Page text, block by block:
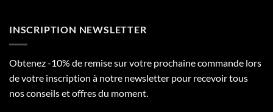
INSCRIPTION NEWSLETTER
Obtenez -10% de remise sur votre prochaine commande lors
de votre inscription à notre newsletter pour recevoir tous
nos conseils et offres du moment.